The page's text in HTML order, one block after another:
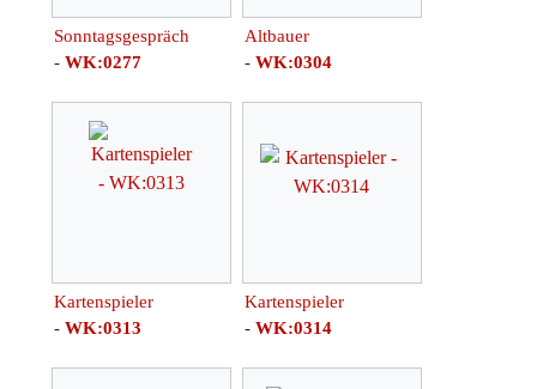
Sonntagsgespräch
- WK:0277
Altbauer
- WK:0304
Kartenspieler
- WK:0313
Kartenspieler
- WK:0314